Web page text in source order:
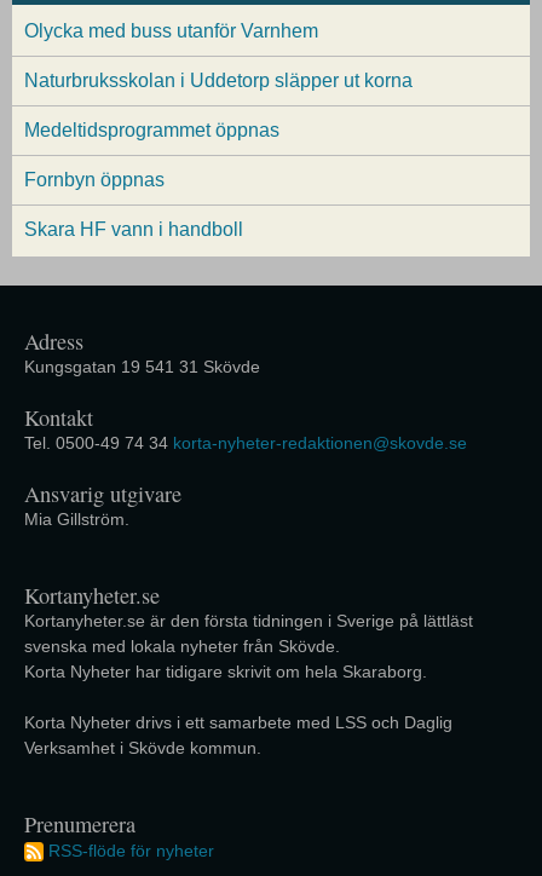
Olycka med buss utanför Varnhem
Naturbruksskolan i Uddetorp släpper ut korna
Medeltidsprogrammet öppnas
Fornbyn öppnas
Skara HF vann i handboll
Adress
Kungsgatan 19 541 31 Skövde
Kontakt
Tel. 0500-49 74 34 korta-nyheter-redaktionen@skovde.se
Ansvarig utgivare
Mia Gillström.
Kortanyheter.se
Kortanyheter.se är den första tidningen i Sverige på lättläst
svenska med lokala nyheter från Skövde.
Korta Nyheter har tidigare skrivit om hela Skaraborg.
Korta Nyheter drivs i ett samarbete med LSS och Daglig
Verksamhet i Skövde kommun.
Prenumerera
RSS-flöde för nyheter